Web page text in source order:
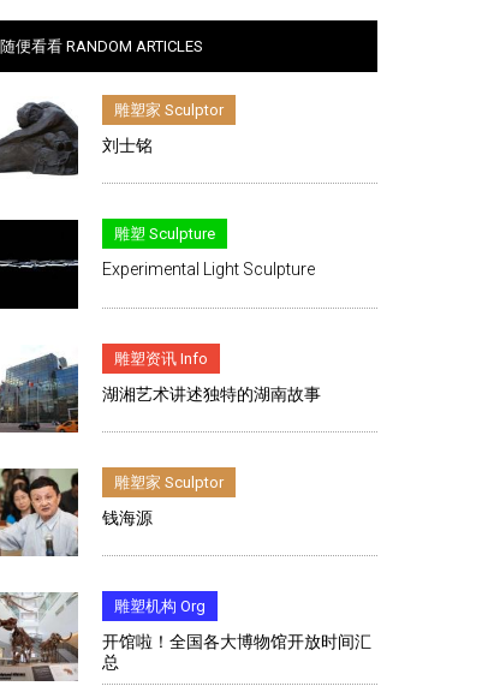
随便看看 RANDOM ARTICLES
雕塑家 Sculptor
刘士铭
雕塑 Sculpture
Experimental Light Sculpture
雕塑资讯 Info
湖湘艺术讲述独特的湖南故事
雕塑家 Sculptor
钱海源
雕塑机构 Org
开馆啦！全国各大博物馆开放时间汇
总